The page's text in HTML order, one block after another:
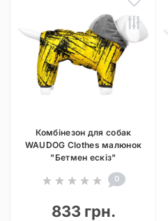
Комбінезон для собак
WAUDOG Clothes малюнок
"Бетмен ескіз"
0
833 грн.